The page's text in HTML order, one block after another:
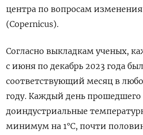
центра по вопросам
(Copernicus).
Согласно выкладкам ученых,
с июня по декабрь 2023 года
соответствующий месяц в
году. Каждый день
доиндустриальные
минимум на 1°C, почти